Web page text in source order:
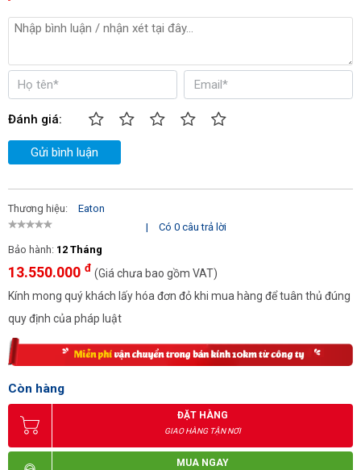
Đánh giá:
Gửi bình luận
Thương hiệu:
Eaton
|
Có 0 câu trả lời
Bảo hành: 12 Tháng
13.550.000 đ (Giá chưa bao gồm VAT)
Kính mong quý khách lấy hóa đơn đỏ khi mua hàng để tuân thủ đúng
quy định của pháp luật
Còn hàng
ĐẶT HÀNG
GIAO HÀNG TẬN NƠI
MUA NGAY